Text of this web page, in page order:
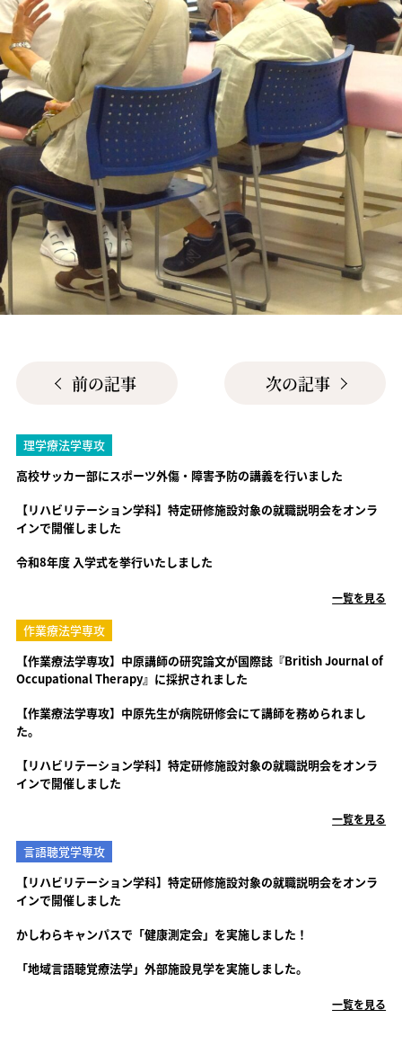
前の記事 次の記事
理学療法学専攻
高校サッカー部にスポーツ外傷・障害予防の講義を行いました
【リハビリテーション学科】特定研修施設対象の就職説明会をオンラ
インで開催しました
令和8年度 入学式を挙行いたしました
一覧を見る
作業療法学専攻
【作業療法学専攻】中原講師の研究論文が国際誌『British Journal of
Occupational Therapy』に採択されました
【作業療法学専攻】中原先生が病院研修会にて講師を務められまし
た。
【リハビリテーション学科】特定研修施設対象の就職説明会をオンラ
インで開催しました
一覧を見る
言語聴覚学専攻
【リハビリテーション学科】特定研修施設対象の就職説明会をオンラ
インで開催しました
かしわらキャンパスで「健康測定会」を実施しました！
「地域言語聴覚療法学」外部施設見学を実施しました。
一覧を見る